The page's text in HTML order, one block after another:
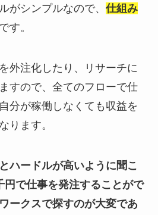
がシンプルなので、 仕組み
す。
外注化したり、リサーチに
すので、全てのフローで仕
分が稼働しなくても収益を
ります。
ハードルが高いように聞こ
円で仕事を発注することがで
ークスで探すのが大変であ